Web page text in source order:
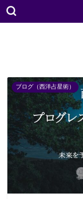
ブログ（西洋占星術）